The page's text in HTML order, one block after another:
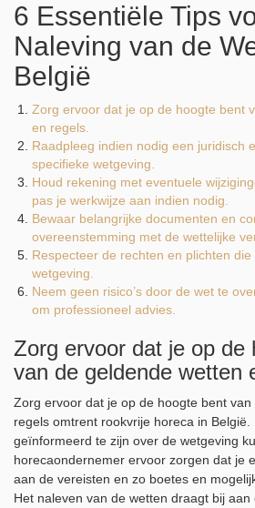
6 Essentiële Tips
Naleving van de
België
Zorg ervoor dat je op de hoogte bent
en regels.
Raadpleeg indien nodig een juridisch
specifieke wetgeving.
Houd rekening met eventuele
pas je werkwijze aan indien nodig.
Bewaar belangrijke documenten en
overeenstemming met de wettelijke
Respecteer de rechten en plichten
wetgeving.
Neem geen risico’s door de wet te
om professioneel advies.
Zorg ervoor dat je op de
van de geldende wetten
Zorg ervoor dat je op de hoogte bent
regels omtrent rookvrije horeca in België.
geïnformeerd te zijn over de wetgeving
horecaondernemer ervoor zorgen dat je
aan de vereisten en zo boetes en
Het naleven van de wetten draagt bij